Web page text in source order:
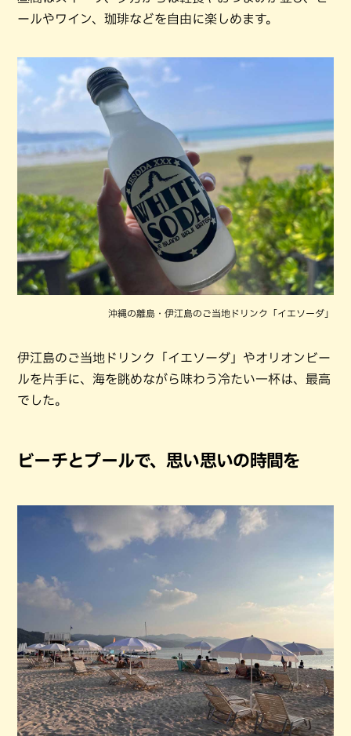
ールやワイン、珈琲などを自由に楽しめます。
沖縄の離島・伊江島のご当地ドリンク「イエソーダ」
伊江島のご当地ドリンク「イエソーダ」やオリオンビー
ルを片手に、海を眺めながら味わう冷たい一杯は、最高
でした。
ビーチとプールで、思い思いの時間を